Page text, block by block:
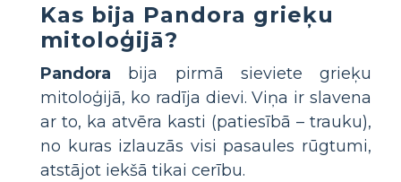
Kas bija Pandora grieķu
mitoloģijā?
Pandora bija pirmā sieviete grieķu
mitoloģijā, ko radīja dievi. Viņa ir slavena
ar to, ka atvēra kasti (patiesībā – trauku),
no kuras izlauzās visi pasaules rūgtumi,
atstājot iekšā tikai cerību.